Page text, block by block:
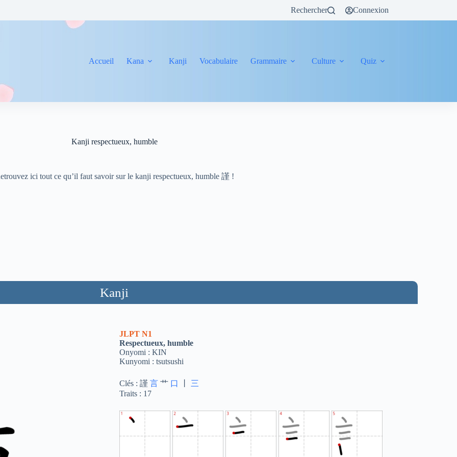
Rechercher Connexion
Accueil Kana Kanji Vocabulaire Grammaire Culture Quiz
Kanji respectueux, humble
ici tout ce qu’il faut savoir sur le kanji respectueux, humble 謹 !
Kanji
JLPT N1
Respectueux, humble
Onyomi : KIN
Kunyomi : tsutsushi
Clés : 謹 言 艹 口
三
Traits : 17